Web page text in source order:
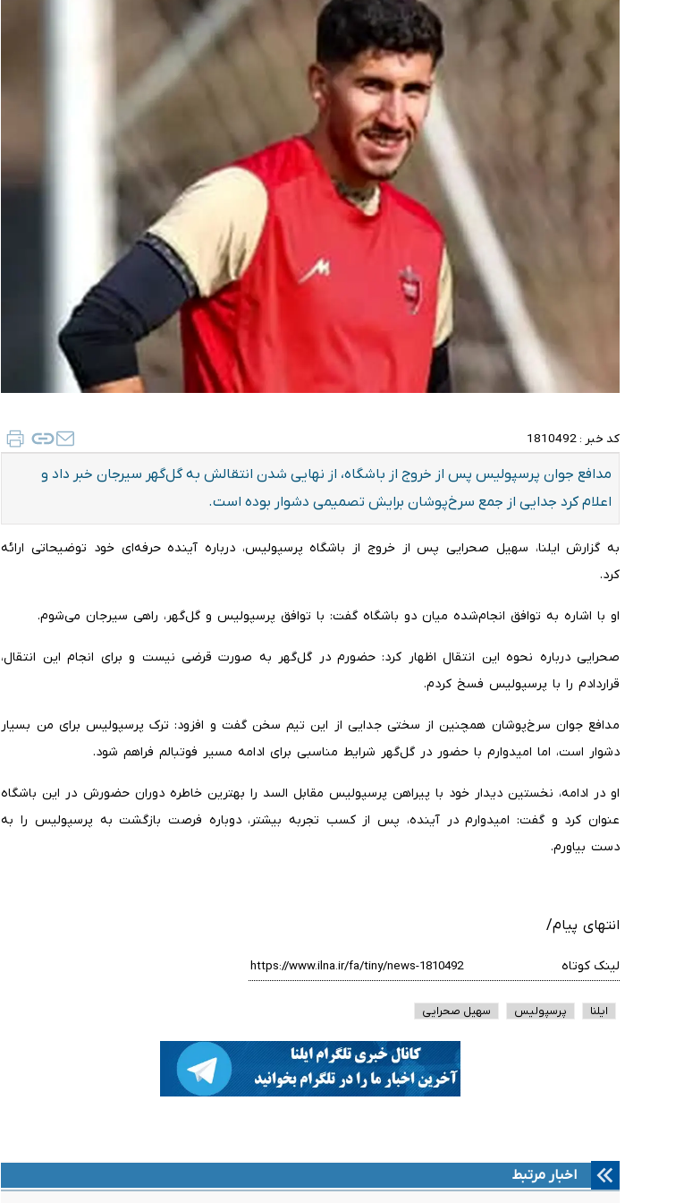
کد خبر : 1810492
مدافع جوان پرسپولیس پس از خروج از باشگاه، از نهایی شدن انتقالش به گل‌گهر سیرجان خبر داد و
اعلام کرد جدایی از جمع سرخ‌پوشان برایش تصمیمی دشوار بوده است.
به گزارش ایلنا، سهیل صحرایی پس از خروج از باشگاه پرسپولیس، درباره آینده حرفه‌ای خود توضیحاتی ارائه
کرد.
او با اشاره به توافق انجام‌شده میان دو باشگاه گفت: با توافق پرسپولیس و گل‌گهر، راهی سیرجان می‌شوم.
صحرایی درباره نحوه این انتقال اظهار کرد: حضورم در گل‌گهر به صورت قرضی نیست و برای انجام این انتقال،
قراردادم را با پرسپولیس فسخ کردم.
مدافع جوان سرخ‌پوشان همچنین از سختی جدایی از این تیم سخن گفت و افزود: ترک پرسپولیس برای من بسیار
دشوار است، اما امیدوارم با حضور در گل‌گهر شرایط مناسبی برای ادامه مسیر فوتبالم فراهم شود.
او در ادامه، نخستین دیدار خود با پیراهن پرسپولیس مقابل السد را بهترین خاطره دوران حضورش در این باشگاه
عنوان کرد و گفت: امیدوارم در آینده، پس از کسب تجربه بیشتر، دوباره فرصت بازگشت به پرسپولیس را به
دست بیاورم.
انتهای پیام/
لینک کوتاه
ایلنا پرسپولیس سهیل صحرایی
اخبار مرتبط